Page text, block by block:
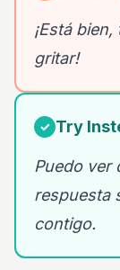
¡Está
gritar!
✓ Try
Puedo ver
respuesta
contigo.